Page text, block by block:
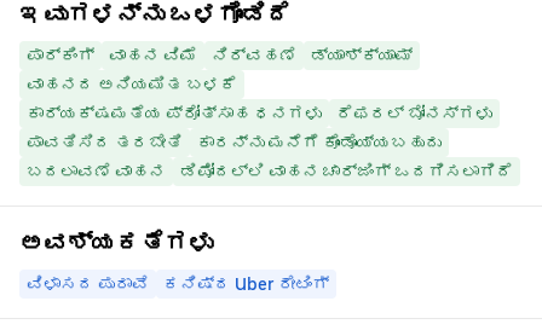
ಇವುಗಳನ್ನು ಒಳಗೊಂಡಿದೆ
ಪಾರ್ಕಿಂಗ್ ವಾಹನ ವಿಮೆ ನಿರ್ವಹಣೆ
ಡ್ಯಾಶ್‌ಕ್ಯಾಮ್
ವಾಹನದ ಅನಿಯಮಿತ ಬಳಕೆ
ಕಾರ್ಯಕ್ಷಮತೆಯ ಪ್ರೋತ್ಸಾಹ ಧನಗಳು
ರೆಫರಲ್ ಬೋನಸ್‌ಗಳು
ಪಾವತಿಸಿದ ತರಬೇತಿ
ಕಾರನ್ನು ಮನೆಗೆ ಕೊಂಡೊಯ್ಯಬಹುದು
ಬದಲಾವಣೆ ವಾಹನ
ಡಿಪೋದಲ್ಲಿ ವಾಹನ ಚಾರ್ಜಿಂಗ್ ಒದಗಿಸಲಾಗಿದೆ
ಅವಶ್ಯಕತೆಗಳು
ವಿಳಾಸದ ಪುರಾವೆ ಕನಿಷ್ಠ Uber ರೇಟಿಂಗ್